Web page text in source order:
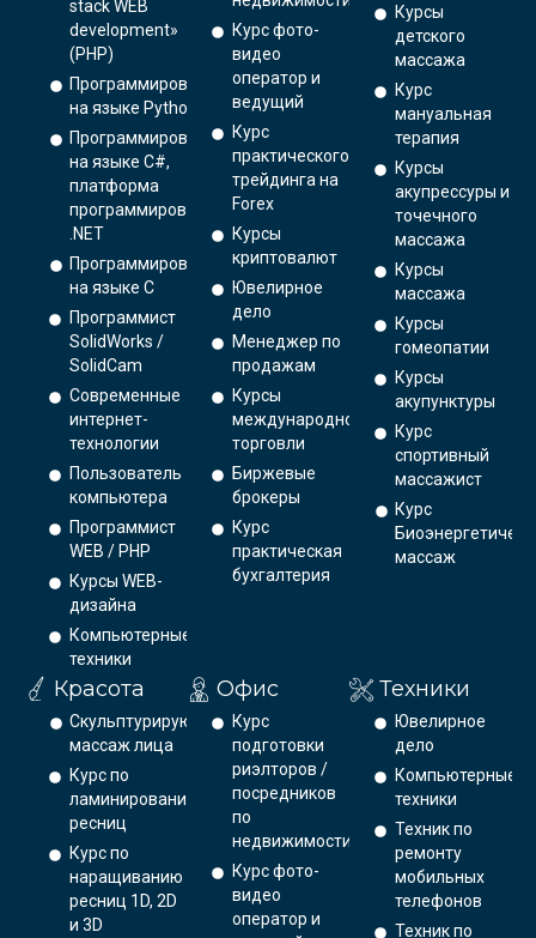
stack WEB
development»
(PHP)
Программирование
на языке Python.
Программирование
на языке C#,
платформа
программирования
.NET
Программирование
на языке С
Программист
SolidWorks /
SolidCam
Современные
интернет-
технологии
Пользователь
компьютера
Программист
WEB / PHP
Курсы WEB-
дизайна
Компьютерные
техники
Курс фото-
видео
оператор и
ведущий
Курс
практического
трейдинга на
Forex
Курсы
криптовалют
Ювелирное
дело
Менеджер по
продажам
Курсы
международной
торговли
Биржевые
брокеры
Курс
практическая
бухгалтерия
Курсы
детского
массажа
Курс
мануальная
терапия
Курсы
акупрессуры и
точечного
массажа
Курсы
массажа
Курсы
гомеопатии
Курсы
акупунктуры
Курс
спортивный
массажист
Курс
массаж
Красота
Скульптурирующий
массаж лица
Курс по
ламинированию
ресниц
Курс по
наращиванию
ресниц 1D, 2D
и 3D
Офис
Курс
подготовки
риэлторов /
посредников
по
недвижимости
Курс фото-
видео
оператор и
Техники
Ювелирное
дело
Компьютерные
техники
Техник по
ремонту
мобильных
телефонов
Техник по